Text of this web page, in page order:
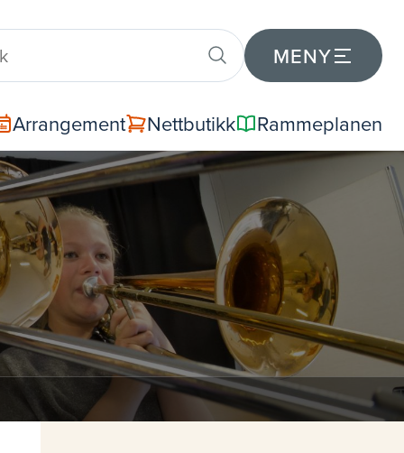
MENY
Arrangement Nettbutikk Rammeplanen